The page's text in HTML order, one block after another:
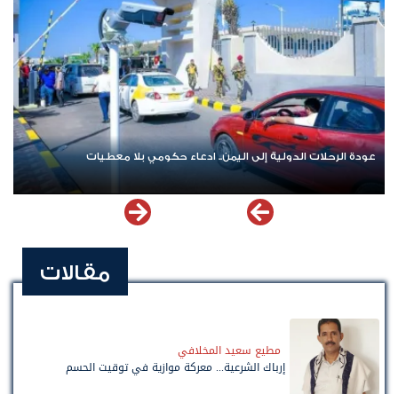
عودة الرحلات الدولية إلى اليمن.. ادعاء حكومي بلا معطيات
مقالات
مطيع سعيد المخلافي
إرباك الشرعية... معركة موازية في توقيت الحسم